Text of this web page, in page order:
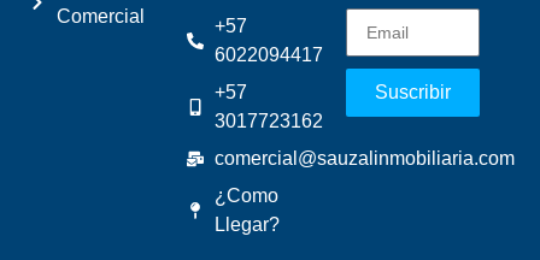
Comercial
+57
6022094417
+57
3017723162
comercial@sauzalinmobiliaria.com
¿Como
Llegar?
Suscribir